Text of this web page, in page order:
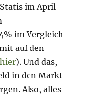
im April
im Vergleich
auf den
hier). Und das,
in den Markt
Also, alles